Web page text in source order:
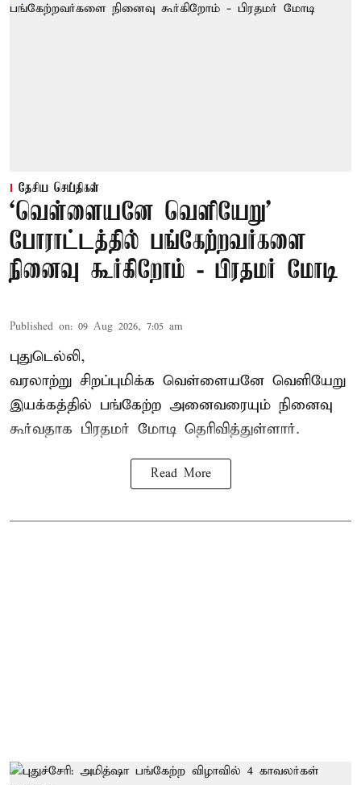
தேசிய செய்திகள்
‘வெள்ளையனே வெளியேறு’
போராட்டத்தில் பங்கேற்றவர்களை
நினைவு கூர்கிறோம் - பிரதமர் மோடி
Published on: 09 Aug 2026, 7:05 am
புதுடெல்லி,
வரலாற்று சிறப்புமிக்க வெள்ளையனே வெளியேறு
இயக்கத்தில் பங்கேற்ற அனைவரையும் நினைவு
கூர்வதாக பிரதமர் மோடி தெரிவித்துள்ளார்.
Read More